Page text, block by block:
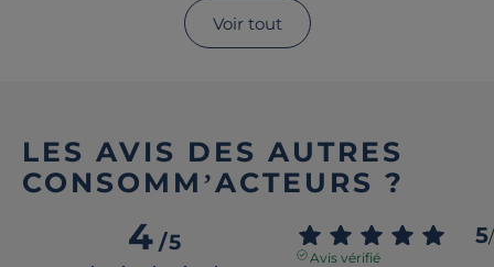
Voir tout
LES AVIS DES AUTRES
CONSOMM’ACTEURS ?
4/5 5/
Avis vérifié